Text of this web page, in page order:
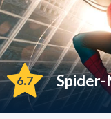
6.7 Spider-